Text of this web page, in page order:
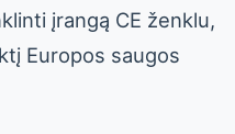
įrangą CE ženklu,
Europos saugos